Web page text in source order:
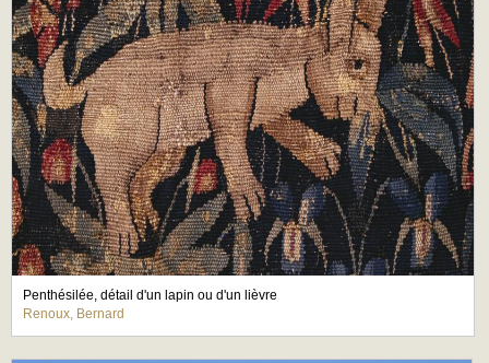
Penthésilée, détail d'un lapin ou d'un lièvre
Renoux, Bernard